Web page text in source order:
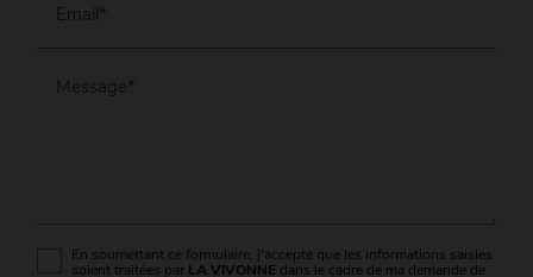
Email*
Message*
En soumettant ce formulaire, j'accepte que les informations saisies
soient traitées par LA VIVONNE dans le cadre de ma demande de